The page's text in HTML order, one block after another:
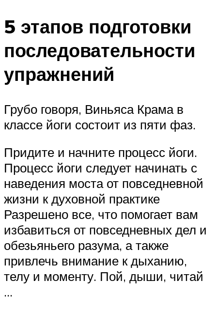
5 этапов подготовки
последовательности
упражнений
Грубо говоря, Виньяса Крама в
классе йоги состоит из пяти фаз.
Придите и начните процесс йоги.
Процесс йоги следует начинать с
наведения моста от повседневной
жизни к духовной практике
Разрешено все, что помогает вам
избавиться от повседневных дел и
обезьяньего разума, а также
привлечь внимание к дыханию,
телу и моменту. Пой, дыши, читай
…